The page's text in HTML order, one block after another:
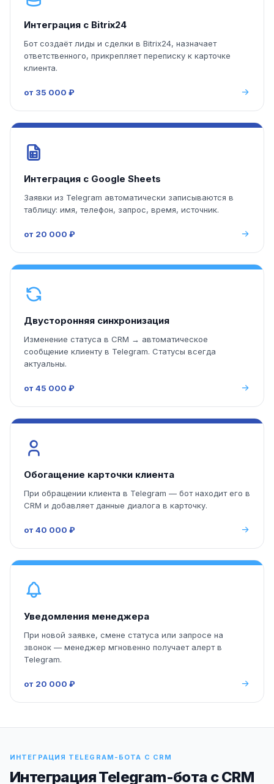
Интеграция с Bitrix24
Бот создаёт лиды и сделки в Bitrix24, назначает
ответственного, прикрепляет переписку к карточке
клиента.
от 35 000 ₽
Интеграция с Google Sheets
Заявки из Telegram автоматически записываются в
таблицу: имя, телефон, запрос, время, источник.
от 20 000 ₽
Двусторонняя синхронизация
Изменение статуса в CRM → автоматическое
сообщение клиенту в Telegram. Статусы всегда
актуальны.
от 45 000 ₽
Обогащение карточки клиента
При обращении клиента в Telegram — бот находит его в
CRM и добавляет данные диалога в карточку.
от 40 000 ₽
Уведомления менеджера
При новой заявке, смене статуса или запросе на
звонок — менеджер мгновенно получает алерт в
Telegram.
от 20 000 ₽
ИНТЕГРАЦИЯ TELEGRAM-БОТА С CRM
Интеграция Telegram-бота с CRM